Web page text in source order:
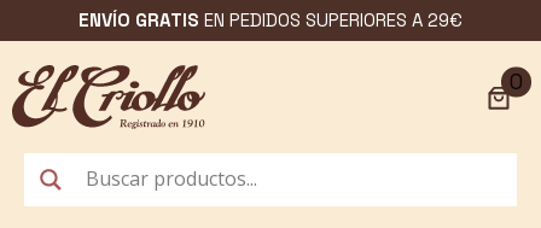
al
contenido
ENVÍO GRATIS EN PEDIDOS SUPERIORES A 29€
0